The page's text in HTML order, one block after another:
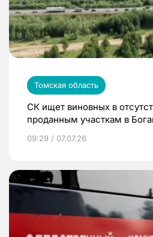
Томская область
СК ищет виновных в
проданным участкам в
09:29 / 07.07.26